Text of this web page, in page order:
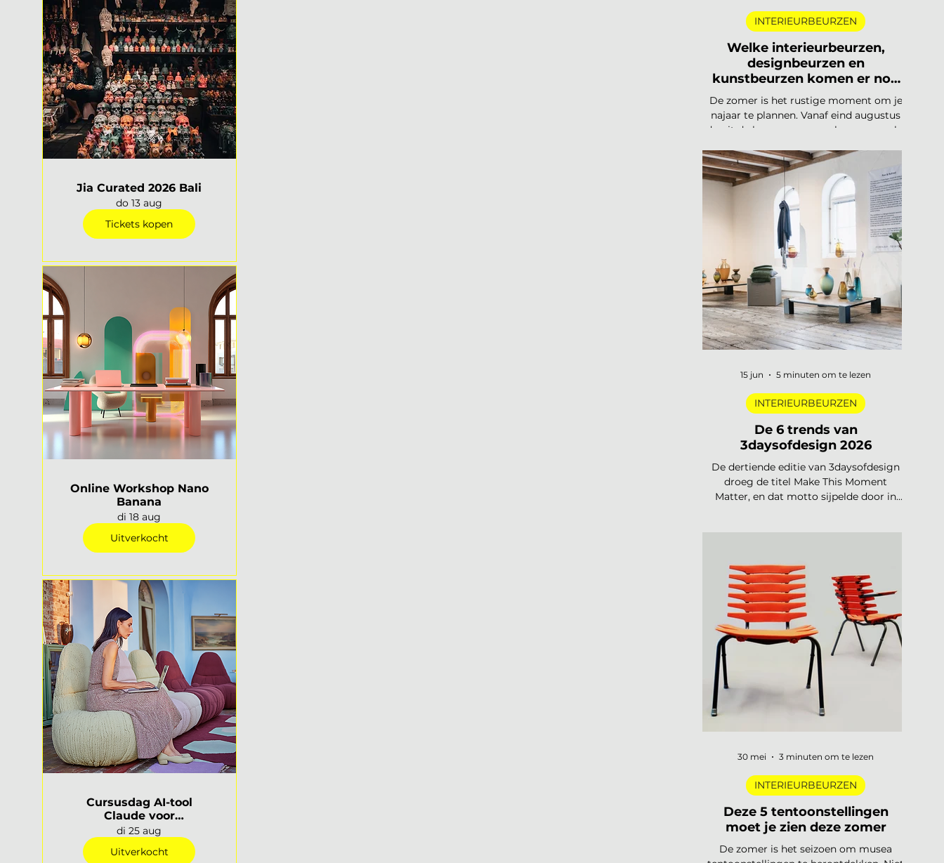
Jia Curated 2026 Bali
do 13 aug
Tickets kopen
Online Workshop Nano
Banana
di 18 aug
Uitverkocht
Cursusdag AI-tool
Claude voor
interieurprofessionals |
di 25 aug
Uitverkocht
Welke interieurbeurzen,
designbeurzen en
kunstbeurzen komen er nog
aan in 2026?
De zomer is het rustige moment om je
najaar te plannen. Vanaf eind augustus
draait de beurzencarrousel weer op volle
Belgische agenda die piekt in
september en november, en een
internationale kalender die loopt van
Helsinki tot Miami. Hieronder vind je alle
relevante interieurbeurzen,
designbeurzen en kunstbeurzen van
augustus tot en met december 2026, op
datum gezet. Handig om vast in je
agenda te blokken. Welke
interieurbeurzen, designbeurzen
INTERIEURBEURZEN
De 6 trends van
3daysofdesign 2026
De dertiende editie van 3daysofdesign
droeg de titel Make This Moment
Matter, en dat motto sijpelde door in
verdwenen. Wat overblijft is koeler,
eerlijker en doordachter: koel metaal,
lage zit, diep bordeaux en een duidelijke
voorkeur voor materiaal met een
verhaal. Dit zijn de zes trends die de
toon zetten voor 2026 en 2027. De 6
trends
INTERIEURBEURZEN
15 jun 5 minuten om te lezen
Deze 5 tentoonstellingen
moet je zien deze zomer
De zomer is het seizoen om musea
INTERIEURBEURZEN
30 mei 3 minuten om te lezen